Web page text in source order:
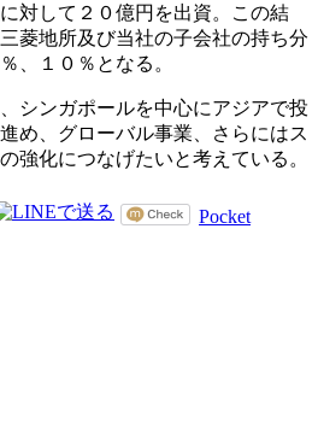
対して２０億円を出資。この結
菱地所及び当社の子会社の持ち分
、１０％となる。
シンガポールを中心にアジアで投
め、グローバル事業、さらにはス
強化につなげたいと考えている。
Pocket